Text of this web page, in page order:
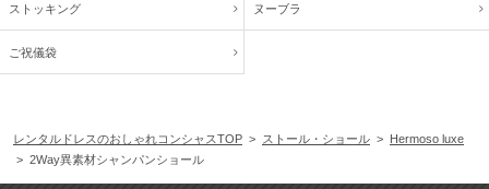
ストッキング ヌーブラ
ご祝儀袋
レンタルドレスのおしゃれコンシャスTOP > ストール・ショール > Hermoso luxe
> 2Way異素材シャンパンショール